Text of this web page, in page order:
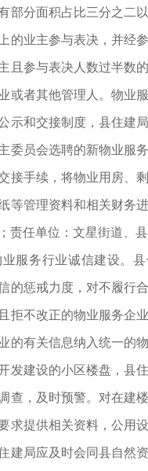
部分面积占比三分之二
的业主参与表决，并经
且参与表决人数过半数
或者其他管理人。物业
示和交接制度，县住建
委员会选聘的新物业服
接手续，将物业用房、
等管理资料和相关财务
责任单位：文星街道、县
务行业诚信建设。县
的惩戒力度，对不履行
拒不改正的物业服务企
的有关信息纳入统一的
发建设的小区楼盘，县
查，及时预警。对在建
求提供相关资料，公用
建局应及时会同县自然